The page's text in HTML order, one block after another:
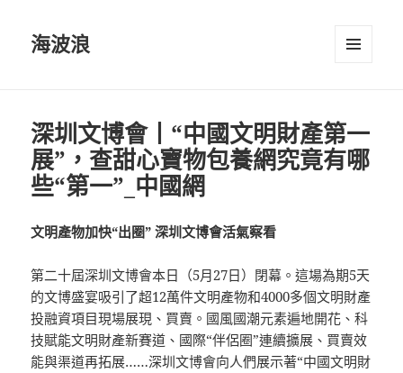
海波浪
深圳文博會丨“中國文明財產第一
展”，查甜心寶物包養網究竟有哪
些“第一”_中國網
文明產物加快“出圈” 深圳文博會活氣察看
第二十屆深圳文博會本日（5月27日）閉幕。這場為期5天
的文博盛宴吸引了超12萬件文明產物和4000多個文明財產
投融資項目現場展現、買賣。國風國潮元素遍地開花、科
技賦能文明財產新賽道、國際“伴侶圈”連續擴展、買賣效
能與渠道再拓展……深圳文博會向人們展示著“中國文明財